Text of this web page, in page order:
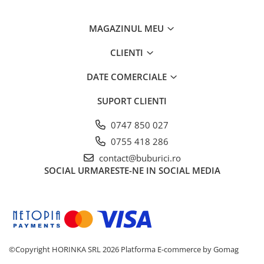
Întreținere: Curățare pe suprafață cu o cârpă
Ambalaj: Eco-friendly, din materiale reciclate.
Siguranță: Nu conține piese mici detașabile sau
A se folosi sub supravegherea unui adult.
Îndepărtați ambalajul înainte de a oferi jucăria
Păstrați etichetele pentru referințe viitoare.
MAGAZINUL MEU
CLIENTI
DATE COMERCIALE
SUPORT CLIENTI
0747 850 027
0755 418 286
contact@buburici.ro
SOCIAL URMARESTE-NE IN SOCIAL MEDIA
©Copyright HORINKA SRL 2026 Platforma E-commerce by Gomag